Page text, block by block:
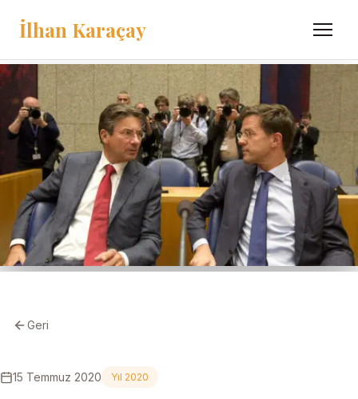
İlhan Karaçay Menü
Geri
15 Temmuz 2020 Yıl 2020